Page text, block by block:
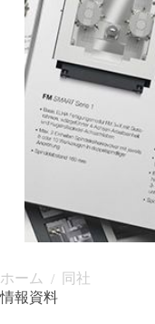
ホーム /
同社
情報資料